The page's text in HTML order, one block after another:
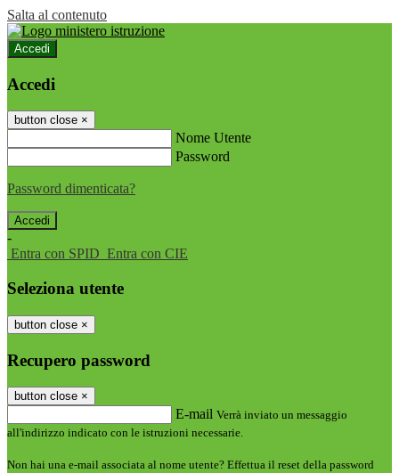
Salta al contenuto
Accedi
Accedi
button close ×
Nome Utente
Password
Password dimenticata?
-
Entra con SPID Entra con CIE
Seleziona utente
button close ×
Recupero password
button close ×
E-mail Verrà inviato un messaggio
all'indirizzo indicato con le istruzioni necessarie.
Non hai una e-mail associata al nome utente? Effettua il reset della password